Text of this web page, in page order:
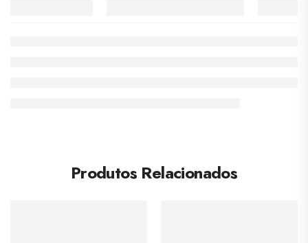
Produtos Relacionados